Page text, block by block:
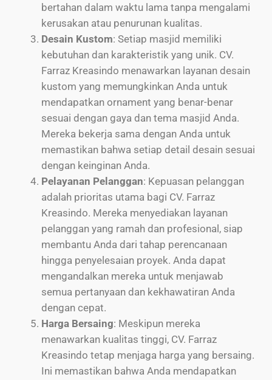
bertahan dalam waktu lama tanpa mengalami
kerusakan atau penurunan kualitas.
Desain Kustom: Setiap masjid memiliki
kebutuhan dan karakteristik yang unik. CV.
Farraz Kreasindo menawarkan layanan desain
kustom yang memungkinkan Anda untuk
mendapatkan ornament yang benar-benar
sesuai dengan gaya dan tema masjid Anda.
Mereka bekerja sama dengan Anda untuk
memastikan bahwa setiap detail desain sesuai
dengan keinginan Anda.
Pelayanan Pelanggan: Kepuasan pelanggan
adalah prioritas utama bagi CV. Farraz
Kreasindo. Mereka menyediakan layanan
pelanggan yang ramah dan profesional, siap
membantu Anda dari tahap perencanaan
hingga penyelesaian proyek. Anda dapat
mengandalkan mereka untuk menjawab
semua pertanyaan dan kekhawatiran Anda
dengan cepat.
Harga Bersaing: Meskipun mereka
menawarkan kualitas tinggi, CV. Farraz
Kreasindo tetap menjaga harga yang bersaing.
Ini memastikan bahwa Anda mendapatkan